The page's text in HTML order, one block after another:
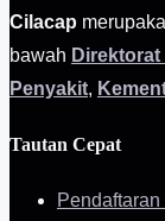
Cilacap
bawah
Penyakit,
Tautan Cepat